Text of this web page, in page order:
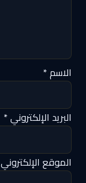
الاسم*
البريد الإلكتروني*
الموقع الإلكتروني